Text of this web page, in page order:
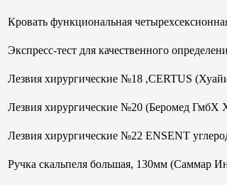
Кровать функциональная
Экспресс-тест для качественного
Лезвия хирургические №18 ,CERTUS
Лезвия хирургические №20 (Беромед ГмбХ
Лезвия хирургические №22 ENSENT
Ручка скальпеля большая, 130мм (Саммар